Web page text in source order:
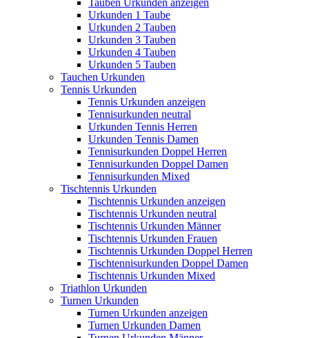
Urkunden 1 Taube
Urkunden 2 Tauben
Urkunden 3 Tauben
Urkunden 4 Tauben
Urkunden 5 Tauben
Tauchen Urkunden
Tennis Urkunden
Tennis Urkunden anzeigen
Tennisurkunden neutral
Urkunden Tennis Herren
Urkunden Tennis Damen
Tennisurkunden Doppel Herren
Tennisurkunden Doppel Damen
Tennisurkunden Mixed
Tischtennis Urkunden
Tischtennis Urkunden anzeigen
Tischtennis Urkunden neutral
Tischtennis Urkunden Männer
Tischtennis Urkunden Frauen
Tischtennis Urkunden Doppel Herren
Tischtennisurkunden Doppel Damen
Tischtennis Urkunden Mixed
Triathlon Urkunden
Turnen Urkunden
Turnen Urkunden anzeigen
Turnen Urkunden Damen